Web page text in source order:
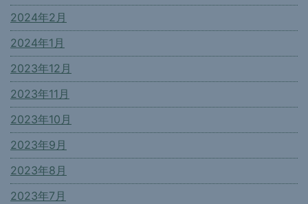
2024年2月
2024年1月
2023年12月
2023年11月
2023年10月
2023年9月
2023年8月
2023年7月